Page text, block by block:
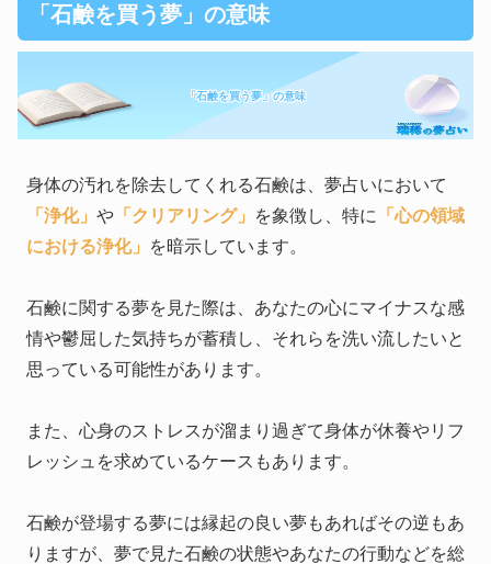
「石鹸を買う夢」の意味
「石鹸を買う夢」の意味
身体の汚れを除去してくれる石鹸は、夢占いにおいて
「浄化」 や 「クリアリング」 を象徴し、特に
「心の領域
における浄化」
を暗示しています。
石鹸に関する夢を見た際は、あなたの心にマイナスな感
情や鬱屈した気持ちが蓄積し、それらを洗い流したいと
思っている可能性があります。
また、心身のストレスが溜まり過ぎて身体が休養やリフ
レッシュを求めているケースもあります。
石鹸が登場する夢には縁起の良い夢もあればその逆もあ
りますが、夢で見た石鹸の状態やあなたの行動などを総